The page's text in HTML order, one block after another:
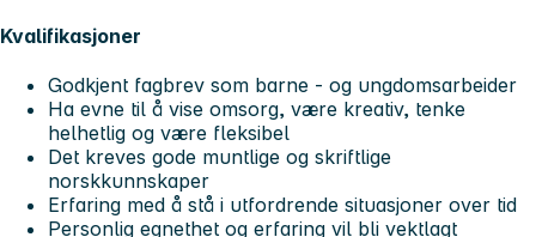
Kvalifikasjoner
Godkjent fagbrev som barne - og ungdomsarbeider
Ha evne til å vise omsorg, være kreativ, tenke
helhetlig og være fleksibel
Det kreves gode muntlige og skriftlige
norskkunnskaper
Erfaring med å stå i utfordrende situasjoner over tid
Personlig egnethet og erfaring vil bli vektlagt